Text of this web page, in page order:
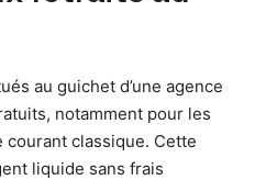
au guichet d’une agence
notamment pour les
courant classique. Cette
liquide sans frais